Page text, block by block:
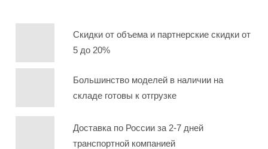
Скидки от объема и партнерские скидки от
5 до 20%
Большинство моделей в наличии на
складе готовы к отгрузке
Доставка по России за 2-7 дней
транспортной компанией